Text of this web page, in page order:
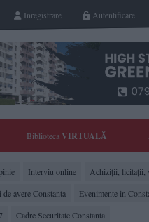
Autentificare
Inregistrare
BibliotecaVIRTUALĂ
Interviu online
Achiziții, licitații,
de avere Constanta
Evenimente in
Cadre Securitate Constanta